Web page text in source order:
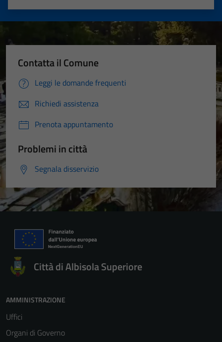
Valuta 5 stelle su 5
Valuta 4 stelle su 5
Valuta 3 stelle su 5
Valuta 2 stelle su 5
Valuta 1 stelle su 5
Contatta il Comune
Leggi le domande frequenti
Richiedi assistenza
Prenota appuntamento
Problemi in città
Segnala disservizio
Città di Albisola Superiore
AMMINISTRAZIONE
Uffici
Organi di Governo